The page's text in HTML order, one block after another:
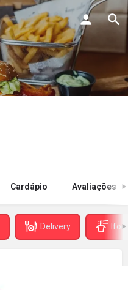
Cardápio Avaliações
Delivery